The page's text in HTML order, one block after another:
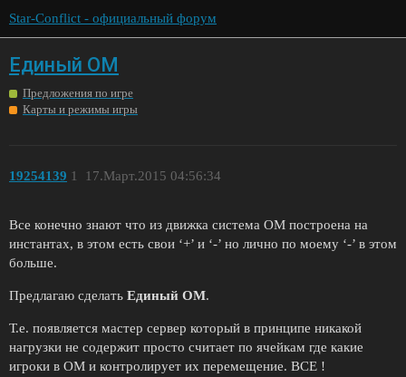
Star-Conflict - официальный форум
Единый ОМ
Предложения по игре
Карты и режимы игры
19254139 17.Март.2015 04:56:34
1
Все конечно знают что из движка система ОМ построена на
инстантах, в этом есть свои ‘+’ и ‘-’ но лично по моему ‘-’ в этом
больше.
Предлагаю сделать Единый ОМ.
Т.е. появляется мастер сервер который в принципе никакой
нагрузки не содержит просто считает по ячейкам где какие
игроки в ОМ и контролирует их перемещение. ВСЕ !